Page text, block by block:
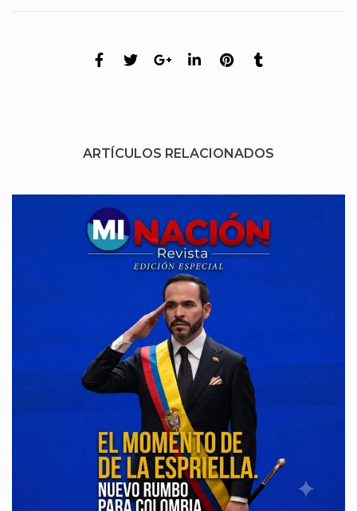
ARTÍCULOS RELACIONADOS